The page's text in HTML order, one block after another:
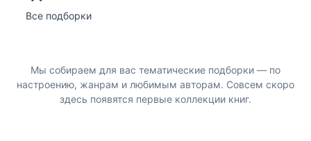
Все подборки
Мы собираем для вас тематические подборки — по
настроению, жанрам и любимым авторам. Совсем скоро
здесь появятся первые коллекции книг.